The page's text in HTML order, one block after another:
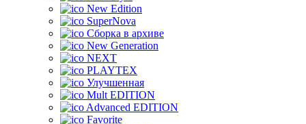
New Edition
SuperNova
Сборка в архиве
New Generation
NEXT
PLAYTEX
Улучшенная
Mult EDITION
Advanced EDITION
Favorite